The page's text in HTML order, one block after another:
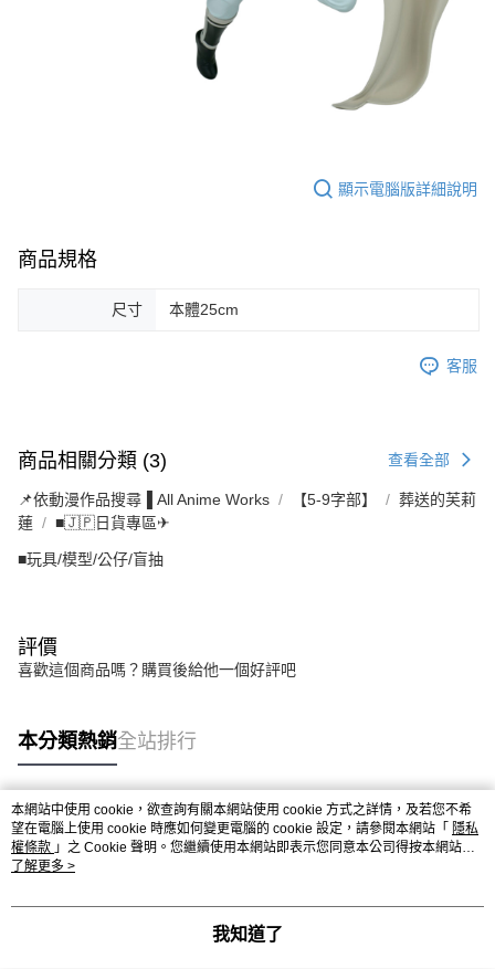
顯示電腦版詳細說明
商品規格
尺寸 本體25cm
客服
商品相關分類 (3) 查看全部
📌依動漫作品搜尋▐ All Anime Works 【5-9字部】
葬送的芙莉
蓮
■🇯🇵日貨專區✈
■玩具/模型/公仔/盲抽
評價
喜歡這個商品嗎？購買後給他一個好評吧
本分類熱銷全站排行
熱門標籤
本網站中使用 cookie，欲查詢有關本網站使用 cookie 方式之詳情，及若您不希
望在電腦上使用 cookie 時應如何變更電腦的 cookie 設定，請參閱本網站「 隱私
權條款 」之 Cookie 聲明。您繼續使用本網站即表示您同意本公司得按本網站使
用條款之 Cookie 聲明使用 cookie。
了解更多 >
我知道了